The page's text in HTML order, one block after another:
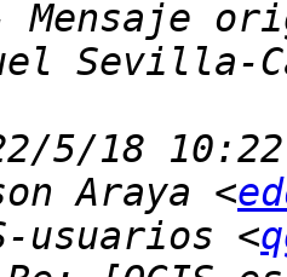
Sevilla-
Araya <
usuarios <